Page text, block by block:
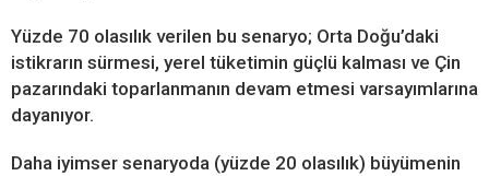
Yüzde 70 olasılık verilen bu senaryo; Orta Doğu’daki
istikrarın sürmesi, yerel tüketimin güçlü kalması ve Çin
pazarındaki toparlanmanın devam etmesi varsayımlarına
dayanıyor.
Daha iyimser senaryoda (yüzde 20 olasılık) büyümenin